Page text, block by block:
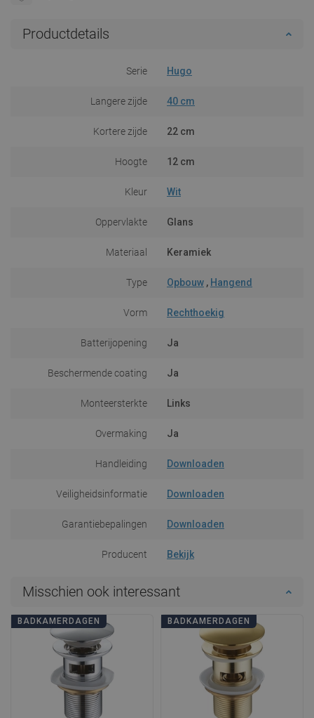
Productdetails
Serie Hugo
Langere zijde 40 cm
Kortere zijde 22 cm
Hoogte 12 cm
Kleur Wit
Oppervlakte Glans
Materiaal Keramiek
Type Opbouw , Hangend
Vorm Rechthoekig
Batterijopening Ja
Beschermende coating Ja
Monteersterkte Links
Overmaking Ja
Handleiding Downloaden
Veiligheidsinformatie Downloaden
Garantiebepalingen Downloaden
Producent Bekijk
Misschien ook interessant
BADKAMERDAGEN BADKAMERDAGEN